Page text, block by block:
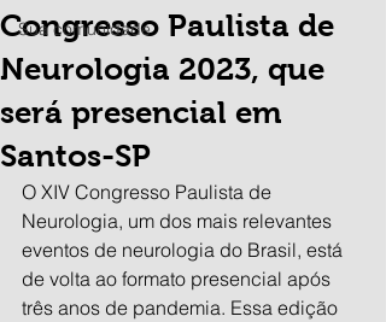
Sua comunidade
Congresso Paulista de
Neurologia 2023, que
será presencial em
Santos-SP
O XIV Congresso Paulista de
Neurologia, um dos mais relevantes
eventos de neurologia do Brasil, está
de volta ao formato presencial após
três anos de pandemia. Essa edição